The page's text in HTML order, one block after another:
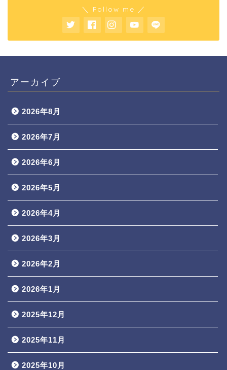
＼ Follow me ／
アーカイブ
2026年8月
2026年7月
2026年6月
2026年5月
2026年4月
2026年3月
2026年2月
2026年1月
2025年12月
2025年11月
2025年10月